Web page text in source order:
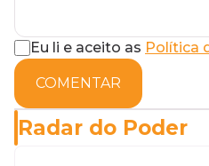
Eu li e aceito as Política
COMENTAR
Radar do Poder